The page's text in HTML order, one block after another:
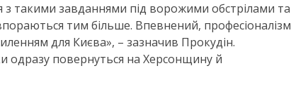
такими завданнями під ворожими обстрілами та
тим більше. Впевнений, професіоналізм
для Києва», – зазначив Прокудін.
одразу повернуться на Херсонщину й